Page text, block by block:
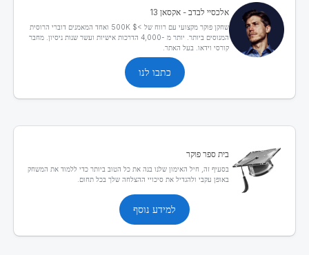
אלכסיי לבדב - אקסאן 13
שחקן פוקר מקצועי עם רווח של >$ 500K ואחד המאמנים דוברי הרוסית
המנוסים ביותר. יותר מ -4,000 הדרכות אישיות ועשר שנות ניסיון. מחבר
קורסי וידאו. בעל האתר.
כתבו לנו
בית ספר פוקר
בסעיף זה, חיל האימון שלנו בנה את כל הטוב ביותר כדי ללמוד את המשחק
באופן עקבי ולהגדיל את סיכויי ההצלחה שלך בכל תחום.
למידע נוסף